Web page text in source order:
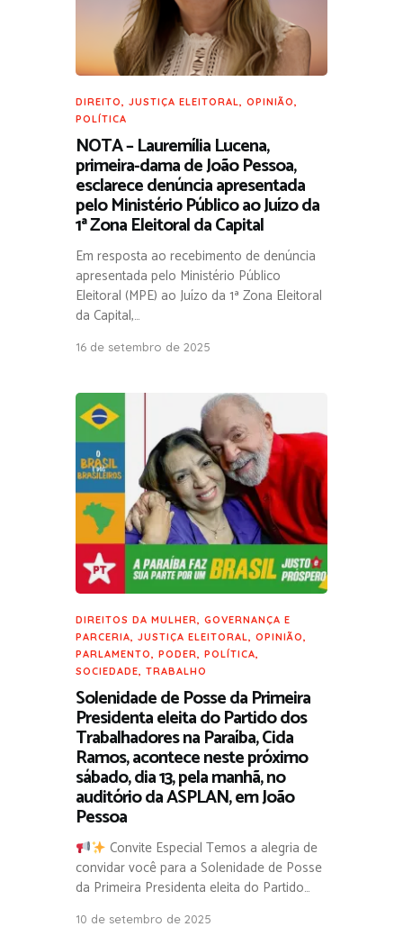
DIREITO JUSTIÇA ELEITORAL OPINIÃO
POLÍTICA
NOTA – Lauremília Lucena,
primeira-dama de João Pessoa,
esclarece denúncia apresentada
pelo Ministério Público ao Juízo da
1ª Zona Eleitoral da Capital
Em resposta ao recebimento de denúncia
apresentada pelo Ministério Público
Eleitoral (MPE) ao Juízo da 1ª Zona Eleitoral
da Capital,…
16 de setembro de 2025
DIREITOS DA MULHER, GOVERNANÇA E
PARCERIA, JUSTIÇA ELEITORAL, OPINIÃO,
PARLAMENTO, PODER, POLÍTICA,
SOCIEDADE, TRABALHO
Solenidade de Posse da Primeira
Presidenta eleita do Partido dos
Trabalhadores na Paraíba, Cida
Ramos, acontece neste próximo
sábado, dia 13, pela manhã, no
auditório da ASPLAN, em João
Pessoa
Convite Especial Temos a alegria de
convidar você para a Solenidade de Posse
da Primeira Presidenta eleita do Partido…
10 de setembro de 2025